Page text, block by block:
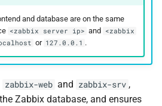
and database are on the same
<zabbix server ip> and
<zabbix
or 127.0.0.1 .
zabbix-web and zabbix-srv ,
Zabbix database, and ensures